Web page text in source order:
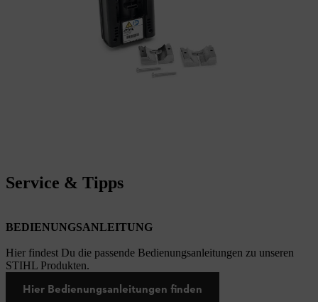
Service & Tipps
BEDIENUNGSANLEITUNG
Hier findest Du die passende Bedienungsanleitungen zu unseren
STIHL Produkten.
Hier Bedienungsanleitungen finden